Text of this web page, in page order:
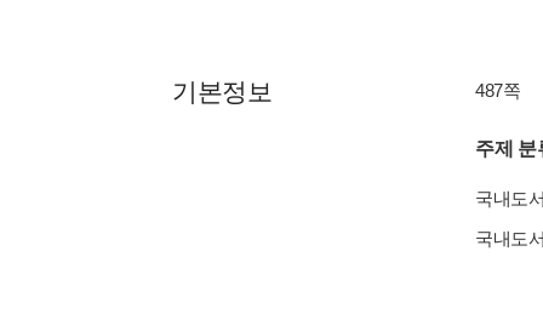
기본정보 487쪽
주제 분
국내도
국내도